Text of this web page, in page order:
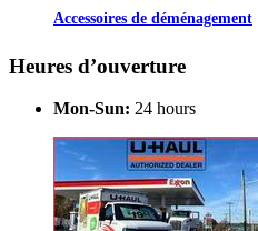
Accessoires de déménagement
Heures d’ouverture
Mon-Sun: 24 hours